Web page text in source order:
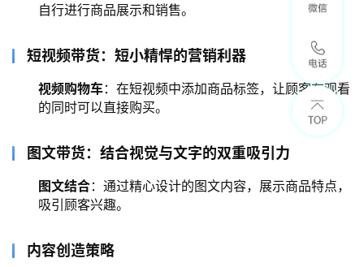
自行进行商品展示和销售。
短视频带货：短小精悍的营销利器
视频购物车：在短视频中添加商品标签，让顾客在观看
的同时可以直接购买。
图文带货：结合视觉与文字的双重吸引力
图文结合：通过精心设计的图文内容，展示商品特点，
吸引顾客兴趣。
内容创造策略